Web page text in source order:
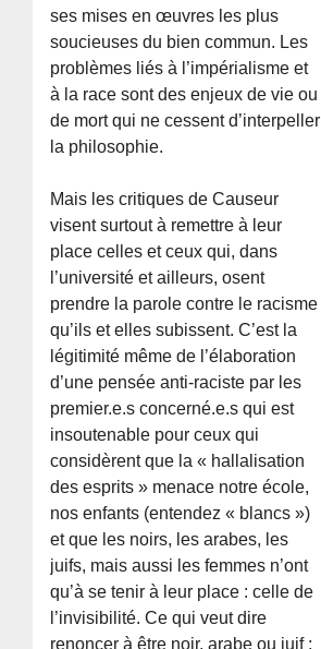
ses mises en œuvres les plus
soucieuses du bien commun. Les
problèmes liés à l’impérialisme et
à la race sont des enjeux de vie ou
de mort qui ne cessent d’interpeller
la philosophie.
Mais les critiques de Causeur
visent surtout à remettre à leur
place celles et ceux qui, dans
l’université et ailleurs, osent
prendre la parole contre le racisme
qu’ils et elles subissent. C’est la
légitimité même de l’élaboration
d’une pensée anti-raciste par les
premier.e.s concerné.e.s qui est
insoutenable pour ceux qui
considèrent que la « hallalisation
des esprits » menace notre école,
nos enfants (entendez « blancs »)
et que les noirs, les arabes, les
juifs, mais aussi les femmes n’ont
qu’à se tenir à leur place : celle de
l’invisibilité. Ce qui veut dire
renoncer à être noir, arabe ou juif ;